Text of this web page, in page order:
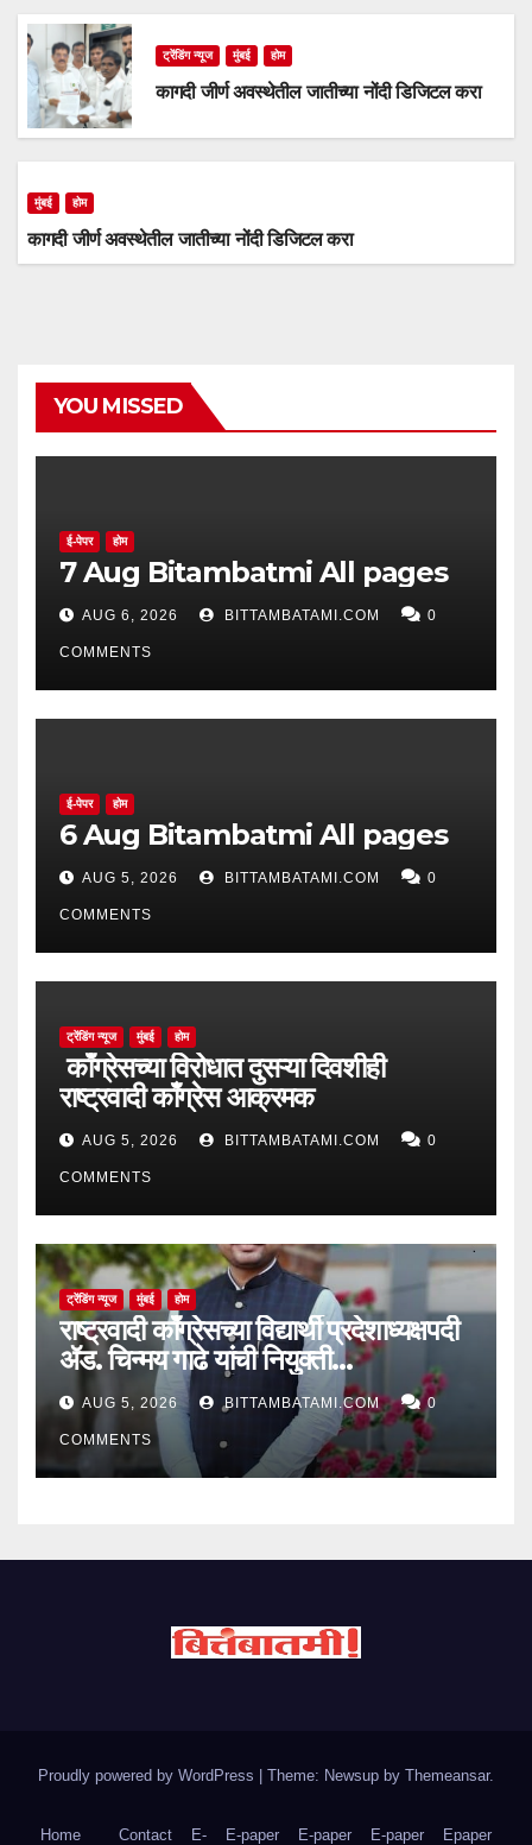
ट्रेंडिंग न्यूज मुंबई होम
कागदी जीर्ण अवस्थेतील जातीच्या नोंदी डिजिटल करा
मुंबई होम
कागदी जीर्ण अवस्थेतील जातीच्या नोंदी डिजिटल करा
YOU MISSED
ई-पेपर होम
7 Aug Bitambatmi All pages
AUG 6, 2026 BITTAMBATAMI.COM 0
COMMENTS
ई-पेपर होम
6 Aug Bitambatmi All pages
AUG 5, 2026 BITTAMBATAMI.COM 0
COMMENTS
ट्रेंडिंग न्यूज मुंबई होम
काँग्रेसच्या विरोधात दुसऱ्या दिवशीही
राष्ट्रवादी काँग्रेस आक्रमक
AUG 5, 2026 BITTAMBATAMI.COM 0
COMMENTS
ट्रेंडिंग न्यूज मुंबई होम
राष्ट्रवादी काँग्रेसच्या विद्यार्थी प्रदेशाध्यक्षपदी
ॲड. चिन्मय गाढे यांची नियुक्ती…
AUG 5, 2026 BITTAMBATAMI.COM 0
COMMENTS
Proudly powered by WordPress | Theme: Newsup by Themeansar.
Home Contact E- E-paper E-paper E-paper Epaper